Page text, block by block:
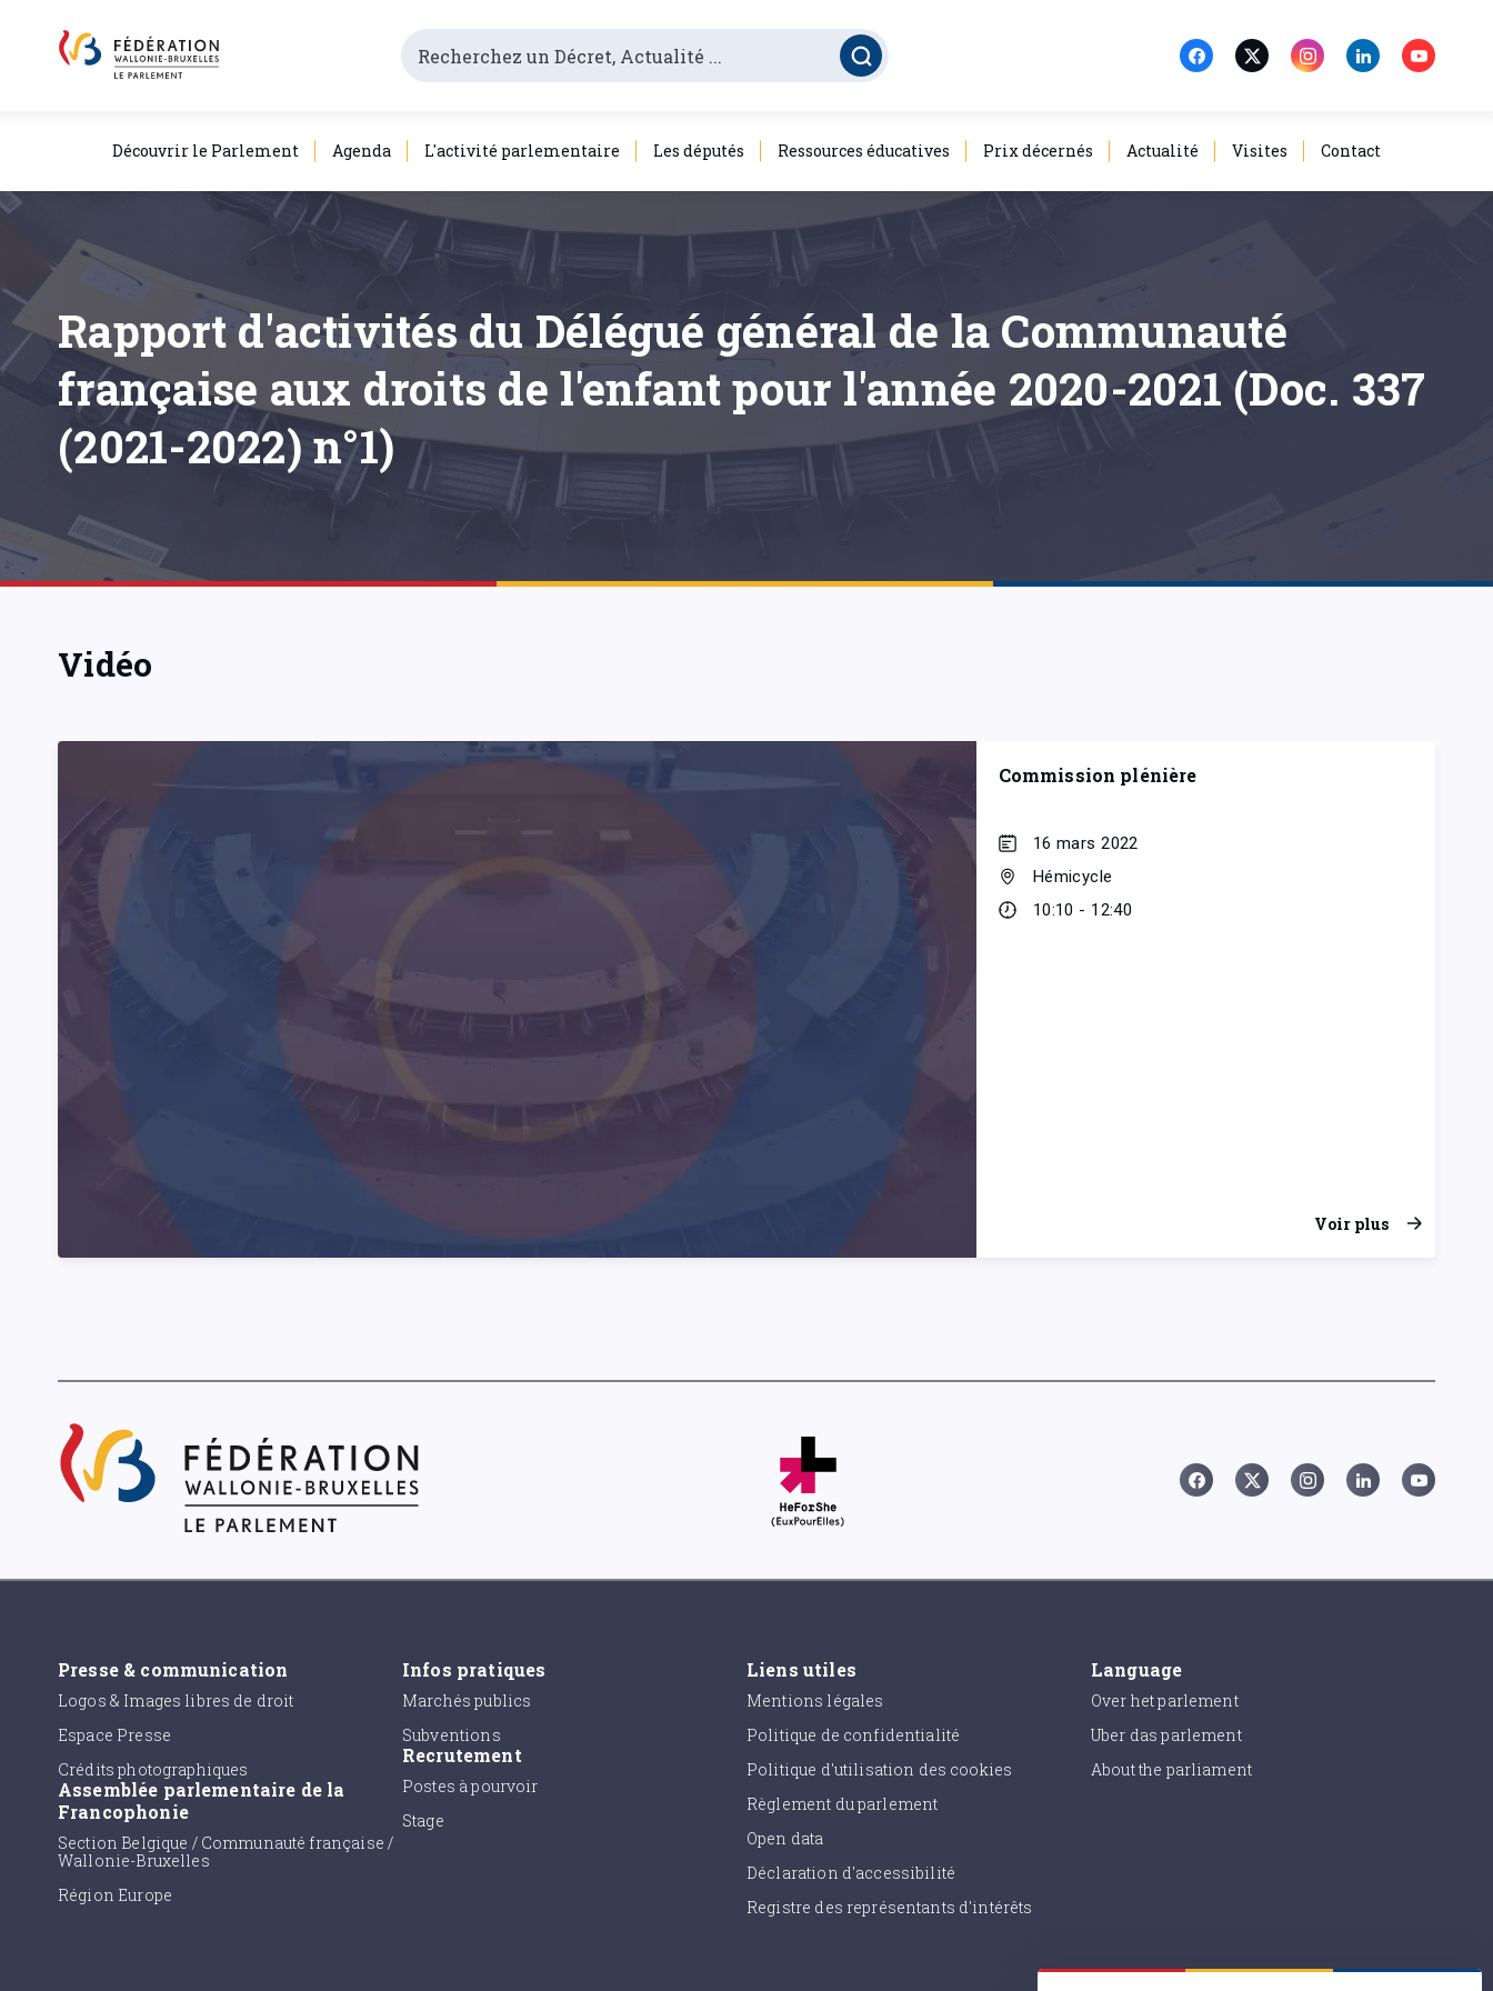
Découvrir le Parlement Agenda L'activité parlementaire Les députés Ressources éducatives Prix décernés Actualité Visites Contact
Rapport d'activités du Délégué général de la Communauté
française aux droits de l'enfant pour l'année 2020-2021 (Doc. 337
(2021-2022) n°1)
Vidéo
Commission plénière
16 mars 2022
Hémicycle
10:10 - 12:40
Voir plus
Presse & communication
Logos & Images libres de droit
Espace Presse
Crédits photographiques
Assemblée parlementaire de la
Francophonie
Section Belgique / Communauté française /
Wallonie-Bruxelles
Région Europe
Infos pratiques
Marchés publics
Subventions
Recrutement
Postes à pourvoir
Stage
Liens utiles
Mentions légales
Politique de confidentialité
Politique d'utilisation des cookies
Règlement du parlement
Open data
Déclaration d'accessibilité
Registre des représentants d'intérêts
Language
Over het parlement
Uber das parlement
About the parliament